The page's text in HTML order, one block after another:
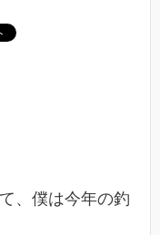
、僕は今年の釣